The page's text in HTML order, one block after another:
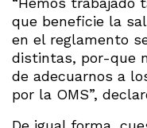
que beneficie la
en el reglamento
distintas, por-que
de adecuarnos a
por la OMS”,